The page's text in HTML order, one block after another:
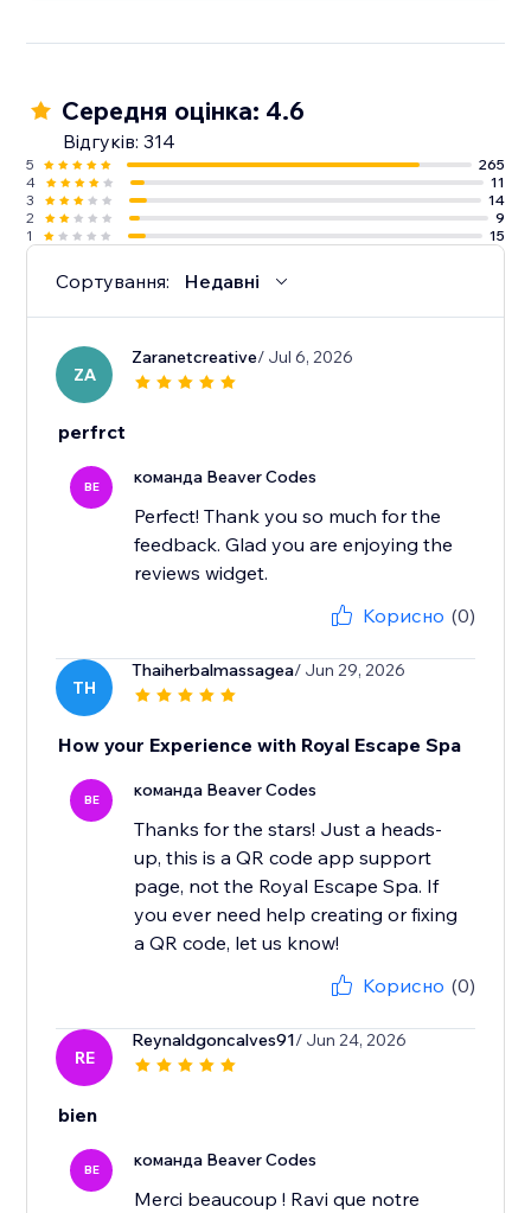
Середня оцінка: 4.6
Відгуків: 314
5
265
4
11
3
14
2
9
1
15
Сортування: Недавні
ZA
Zaranetcreative/ Jul 6, 2026
perfrct
BE команда Beaver Codes
Perfect! Thank you so much for the
feedback. Glad you are enjoying the
reviews widget.
Корисно (0)
TH
Thaiherbalmassagea/ Jun 29, 2026
How your Experience with Royal Escape Spa
BE команда Beaver Codes
Thanks for the stars! Just a heads-
up, this is a QR code app support
page, not the Royal Escape Spa. If
you ever need help creating or fixing
a QR code, let us know!
Корисно (0)
RE
Reynaldgoncalves91/ Jun 24, 2026
bien
BE команда Beaver Codes
Merci beaucoup ! Ravi que notre